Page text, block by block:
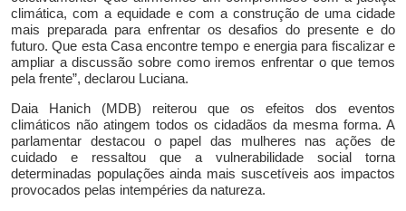
climática, com a equidade e com a construção de uma cidade
mais preparada para enfrentar os desafios do presente e do
futuro. Que esta Casa encontre tempo e energia para fiscalizar e
ampliar a discussão sobre como iremos enfrentar o que temos
pela frente”, declarou Luciana.
Daia Hanich (MDB) reiterou que os efeitos dos eventos
climáticos não atingem todos os cidadãos da mesma forma. A
parlamentar destacou o papel das mulheres nas ações de
cuidado e ressaltou que a vulnerabilidade social torna
determinadas populações ainda mais suscetíveis aos impactos
provocados pelas intempéries da natureza.